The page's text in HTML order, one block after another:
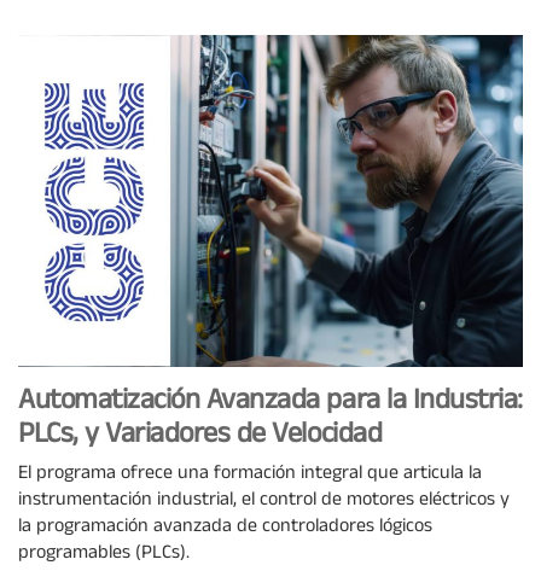
Automatización Avanzada para la Industria:
PLCs, y Variadores de Velocidad
El programa ofrece una formación integral que articula la
instrumentación industrial, el control de motores eléctricos y
la programación avanzada de controladores lógicos
programables (PLCs).